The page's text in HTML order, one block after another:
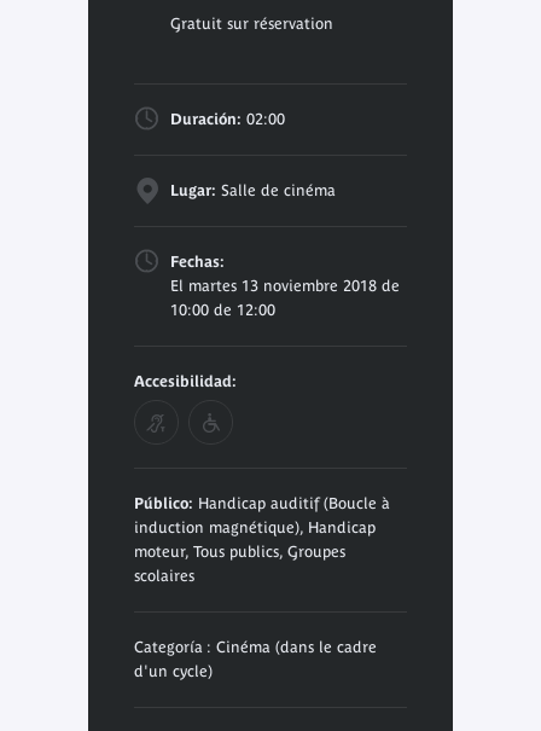
Gratuit sur réservation
Duración: 02:00
Lugar: Salle de cinéma
Fechas:
El martes 13 noviembre 2018 de
10:00 de 12:00
Accesibilidad:
Público: Handicap auditif (Boucle à
induction magnétique), Handicap
moteur, Tous publics, Groupes
scolaires
Categoría : Cinéma (dans le cadre
d'un cycle)